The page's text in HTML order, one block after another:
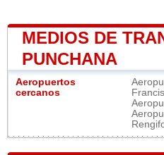
MEDIOS DE
PUNCHANA
Aeropuertos
cercanos